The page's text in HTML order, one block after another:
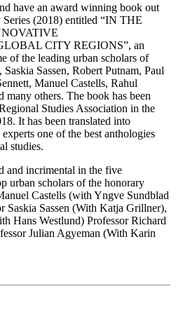
have an award winning book out
(2018) entitled “IN THE
CITY REGIONS”, an
of the leading urban scholars of
Sassen, Robert Putnam, Paul
Manuel Castells, Rahul
many others. The book has been
Studies Association in the
It has been translated into
one of the best anthologies
studies.
and incrimental in the five
urban scholars of the honorary
Castells (with Yngve Sundblad
Saskia Sassen (With Katja Grillner),
Hans Westlund) Professor Richard
Julian Agyeman (With Karin